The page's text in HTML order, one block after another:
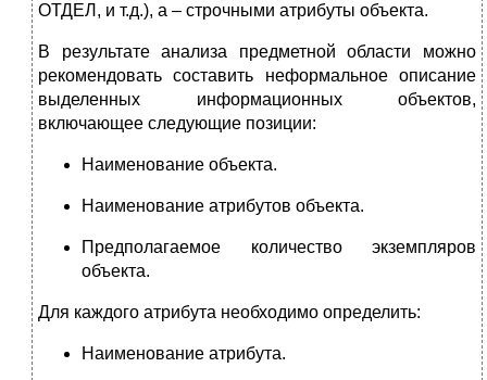
ОТДЕЛ, и т.д.), а – строчными атрибуты объекта.
В результате анализа предметной области можно
рекомендовать составить неформальное описание
выделенных информационных объектов,
включающее следующие позиции:
Наименование объекта.
Наименование атрибутов объекта.
Предполагаемое количество экземпляров
объекта.
Для каждого атрибута необходимо определить:
Наименование атрибута.